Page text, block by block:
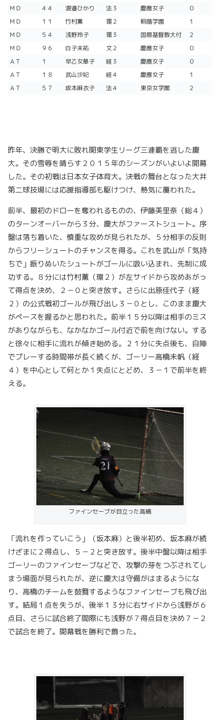
ＭＤ
４４ 渡邉ひかり 法３ 慶應女子
０
ＭＤ
１１ 竹村薫 環２ 桐蔭学園
１
ＭＤ
５４ 浅野玲子 環３ 国際基督教大付
２
ＭＤ
９６ 白子未祐 文２ 慶應女子
０
ＡＴ
１ 早乙女華子 経３ 慶應女子
０
ＡＴ
１８ 武山沙妃 経４ 慶應女子
１
ＡＴ
５７ 坂本麻衣子 法４ 東京女学館 ２
昨年、決勝で明大に敗れ関東学生リーグ三連覇を逃した慶
大。その雪辱を晴らす２０１５年のシーズンがいよいよ開幕
した。その初戦は日本女子体育大。決戦の舞台となった大井
第二球技場には応援指導部も駆けつけ、熱気に覆われた。
前半、最初のドローを奪われるものの、伊藤美里奈（総４）
のターンオーバーから３分、慶大がファーストシュート。序
盤は落ち着いた、慎重な攻めが見られたが、５分相手の反則
からフリーシュートのチャンスを得る。これを武山が「気持
ちで」振りぬいたシュートがゴールに吸い込まれ、先制に成
功する。８分には竹村薫（環２）が左サイドから攻めあがっ
て得点を決め、２－０と突き放す。さらに出原佳代子（経
２）の公式戦初ゴールが飛び出し３－０とし、このまま慶大
がペースを握るかと思われた。前半１５分以降は相手のミス
がありながらも、なかなかゴール付近で前を向けない。する
と徐々に相手に流れが傾き始める。２１分に失点後も、自陣
でプレーする時間帯が長く続くが、ゴーリー高橋未帆（経
４）を中心として何とか１失点にとどめ、３－１で前半を終
える。
ファインセーブが目立った高橋
「流れを作っていこう」（坂本麻）と後半初め、坂本麻が続
けざまに２得点し、５－２と突き放す。後半中盤以降は相手
ゴーリーのファインセーブなどで、攻撃の芽をつぶされてし
まう場面が見られたが、逆に慶大は守備がはまるようにな
り、高橋のチームを鼓舞するようなファインセーブも飛び出
す。結局１点を失うが、後半１３分に右サイドから浅野が６
点目、さらに試合終了間際にも浅野が７得点目を決め７－２
で試合を終了。開幕戦を勝利で飾った。